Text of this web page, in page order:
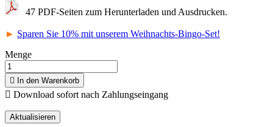
47 PDF-Seiten zum Herunterladen und Ausdrucken.
► Sparen Sie 10% mit unserem Weihnachts-Bingo-Set!
Menge
 In den Warenkorb
 Download sofort nach Zahlungseingang